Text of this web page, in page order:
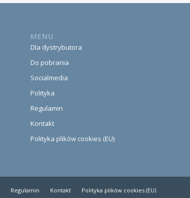
MENU
Dla dystrybutora
Do pobrania
Socialmedia
Polityka
Regulamin
Kontakt
Polityka plików cookies (EU)
Regulamin Kontakt Polityka plików cookies (EU)